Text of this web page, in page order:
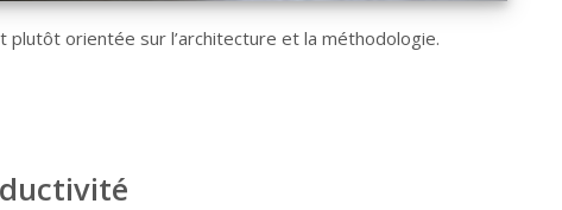
orientée sur l’architecture et la méthodologie.